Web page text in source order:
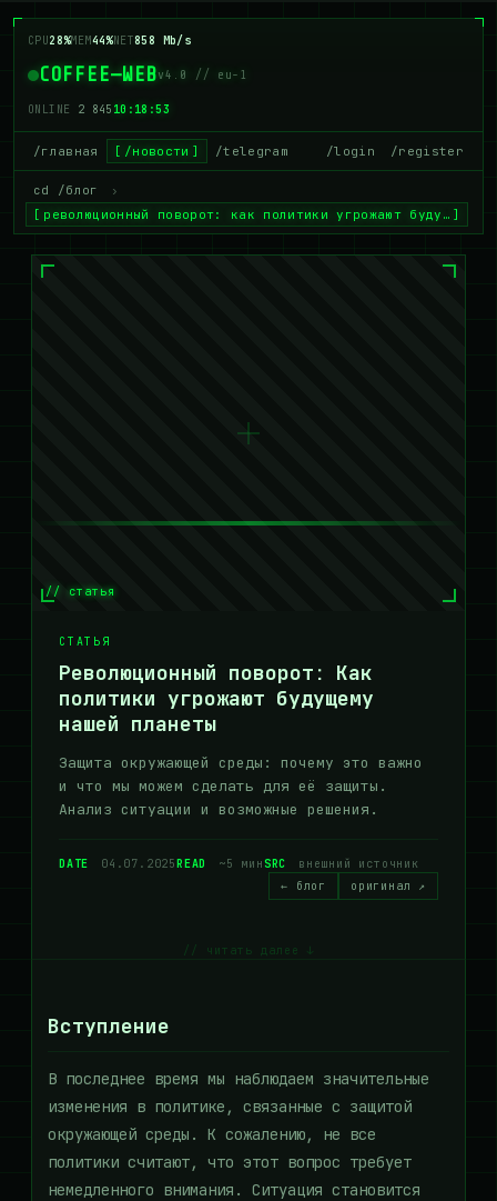
CPU33%MEM42%NET877 Mb/s
COFFEE—WEBv4.0 // eu-1
ONLINE 2 846 10:18:54
/главная /новости /telegram /login /register
cd /блог
›
революционный поворот: как политики угрожают буду…
// статья
СТАТЬЯ
Революционный поворот: Как
политики угрожают будущему
нашей планеты
Защита окружающей среды: почему это важно
и что мы можем сделать для её защиты.
Анализ ситуации и возможные решения.
DATE 04.07.2025READ ~5 минSRC
внешний источник
← блог
оригинал ↗
// читать далее ↓
Вступление
В последнее время мы наблюдаем значительные
изменения в политике, связанные с защитой
окружающей среды. К сожалению, не все
политики считают, что этот вопрос требует
немедленного внимания. Ситуация становится